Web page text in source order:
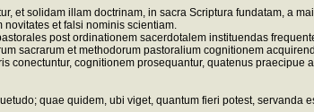
et solidam illam doctrinam, in sacra Scriptura fundatam, a
novitates et falsi nominis scientiam.
post ordinationem sacerdotalem instituendas
sacrarum et methodorum pastoralium cognitionem
conectuntur, cognitionem prosequantur, quatenus praecipue
quae quidem, ubi viget, quantum fieri potest, servanda